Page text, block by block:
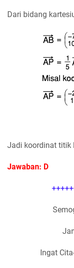
Dari bidang
Jadi koordinat titik
Jawaban: D
Ingat